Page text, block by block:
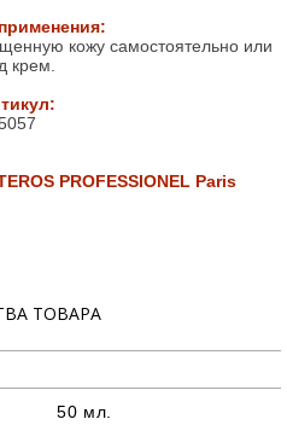
кожу самостоятельно или
крем.
PROFESSIONEL Paris
ТОВАРА
50 мл.